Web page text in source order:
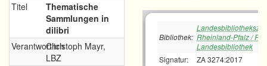
Titel
Thematische
Sammlungen in
dilibri
VerantwortlichChristoph Mayr,
LBZ
Bibliothek: Rheinland-Pfalz /
Landesbibliothek
Signatur:
ZA 3274:2017